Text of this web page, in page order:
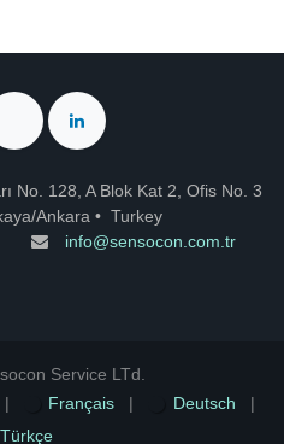
No. 128, A Blok Kat 2, Ofis No. 3
Ankara • Turkey
info@sensocon.com.tr
Service LTd.
| Français | Deutsch
|
Türkçe